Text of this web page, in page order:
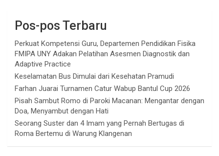
Pos-pos Terbaru
Perkuat Kompetensi Guru, Departemen Pendidikan Fisika
FMIPA UNY Adakan Pelatihan Asesmen Diagnostik dan
Adaptive Practice
Keselamatan Bus Dimulai dari Kesehatan Pramudi
Farhan Juarai Turnamen Catur Wabup Bantul Cup 2026
Pisah Sambut Romo di Paroki Macanan: Mengantar dengan
Doa, Menyambut dengan Hati
Seorang Suster dan 4 Imam yang Pernah Bertugas di
Roma Bertemu di Warung Klangenan